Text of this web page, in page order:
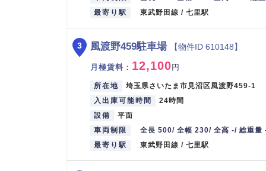
最寄り駅
東武野田線 / 七里駅
風渡野459駐車場 【物件ID 610148】
月極賃料 ： 12,100円
所在地
埼玉県さいたま市見沼区風渡野459-1
入出庫可能時間
24時間
設備
平面
車両制限
全長 500/ 全幅 230/ 全高 -/ 総重量
最寄り駅
東武野田線 / 七里駅
3